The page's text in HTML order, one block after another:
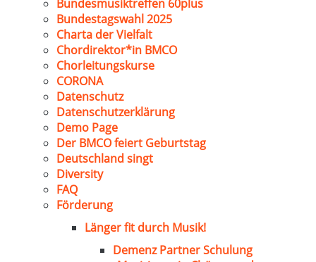
Bundesmusiktreffen 60plus
Bundestagswahl 2025
Charta der Vielfalt
Chordirektor*in BMCO
Chorleitungskurse
CORONA
Datenschutz
Datenschutzerklärung
Demo Page
Der BMCO feiert Geburtstag
Deutschland singt
Diversity
FAQ
Förderung
Länger fit durch Musik!
Demenz Partner Schulung